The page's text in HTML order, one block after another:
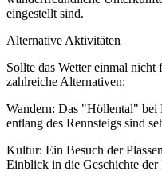
eingestellt sind.
Alternative Aktivitäten
Sollte das Wetter einmal
zahlreiche Alternativen:
Wandern: Das "Höllental" bei
entlang des Rennsteigs sind
Kultur: Ein Besuch der
Einblick in die Geschichte der